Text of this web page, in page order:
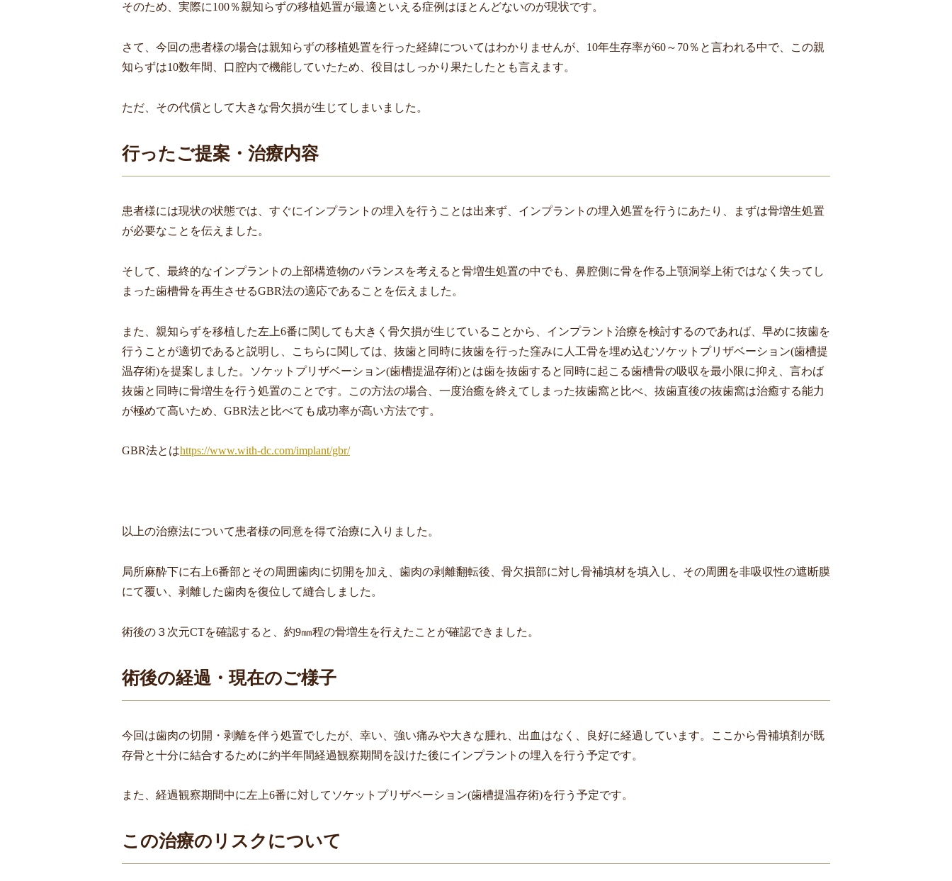
そのため、実際に100％親知らずの移植処置が最適といえる症例はほとんどないのが現状です。
さて、今回の患者様の場合は親知らずの移植処置を行った経緯についてはわかりませんが、 10年生存率が60～ 70％と言われる中で、この親
知らずは10数年間、口腔内で機能していたため、役目はしっかり果たしたとも言えます。
ただ、その代償として大きな骨欠損が生じてしまいました。
行ったご提案・治療内容
患者様には現状の状態では、すぐにインプラントの埋入を行うことは出来ず、インプラントの埋入処置を行うにあたり、まずは骨増生処置
が必要なことを伝えました。
そして、最終的なインプラントの上部構造物のバランスを考えると骨増生処置の中でも、鼻腔側に骨を作る上顎洞挙上術ではなく失ってし
まった歯槽骨を再生させるGBR法の適応であることを伝えました。
また、親知らずを移植した左上6番に関しても大きく骨欠損が生じていることから、インプラント治療を検討するのであれば、早めに抜歯を
行うことが適切であると説明し、こちらに関しては、抜歯と同時に抜歯を行った窪みに人工骨を埋め込むソケットプリザベーション(歯槽提
温存術)を提案しました。ソケットプリザベーション(歯槽提温存術)とは歯を抜歯すると同時に起こる歯槽骨の吸収を最小限に抑え、言わば
抜歯と同時に骨増生を行う処置のことです。この方法の場合、一度治癒を終えてしまった抜歯窩と比べ、抜歯直後の抜歯窩は治癒する能力
が極めて高いため、 GBR法と比べても成功率が高い方法です。
GBR法とはhttps://www.with-dc.com/implant/gbr/
以上の治療法について患者様の同意を得て治療に入りました。
局所麻酔下に右上6番部とその周囲歯肉に切開を加え、歯肉の剥離翻転後、骨欠損部に対し骨補填材を填入し、その周囲を非吸収性の遮断膜
にて覆い、剥離した歯肉を復位して縫合しました。
術後の３次元CTを確認すると、約9㎜程の骨増生を行えたことが確認できました。
術後の経過・現在のご様子
今回は歯肉の切開・剥離を伴う処置でしたが、幸い、強い痛みや大きな腫れ、出血はなく、良好に経過しています。ここから骨補填剤が既
存骨と十分に結合するために約半年間経過観察期間を設けた後にインプラントの埋入を行う予定です。
また、経過観察期間中に左上6番に対してソケットプリザベーション(歯槽提温存術)を行う予定です。
この治療のリスクについて